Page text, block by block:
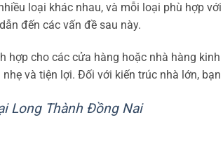
loại khác nhau, và mỗi loại phù hợp
đến các vấn đề sau này.
hợp cho các cửa hàng hoặc nhà hàng
và tiện lợi. Đối với kiến trúc nhà lớn,
Long Thành Đồng Nai